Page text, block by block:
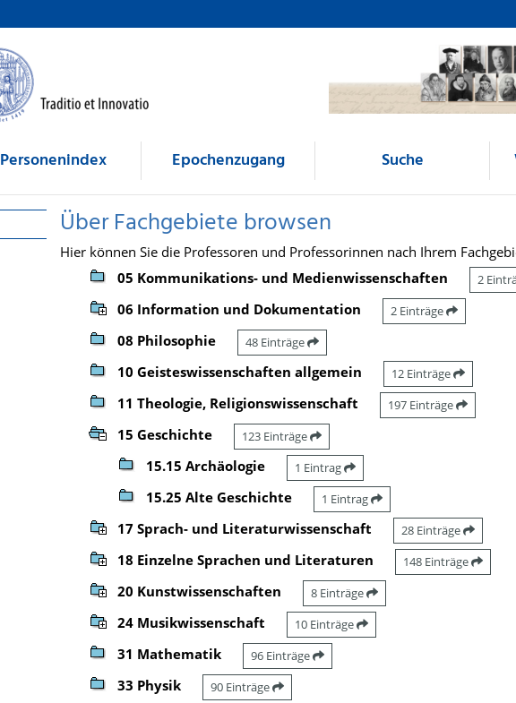
Personenindex Epochenzugang Suche
Über Fachgebiete browsen
Hier können Sie die Professoren und Professorinnen nach Ihrem
05 Kommunikations- und Medienwissenschaften
2
06 Information und Dokumentation 2 Einträge
08 Philosophie 48 Einträge
10 Geisteswissenschaften allgemein 12 Einträge
11 Theologie, Religionswissenschaft 197 Einträge
15 Geschichte 123 Einträge
15.15 Archäologie 1 Eintrag
15.25 Alte Geschichte 1 Eintrag
17 Sprach- und Literaturwissenschaft 28 Einträge
18 Einzelne Sprachen und Literaturen 148 Einträge
20 Kunstwissenschaften 8 Einträge
24 Musikwissenschaft 10 Einträge
31 Mathematik 96 Einträge
33 Physik 90 Einträge